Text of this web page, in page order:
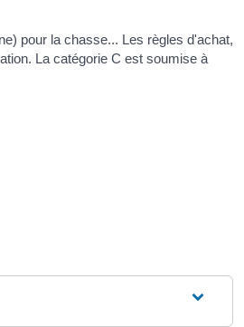
pour la chasse... Les règles d'achat,
La catégorie C est soumise à